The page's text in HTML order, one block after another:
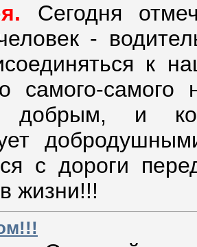
Сегодня
-
к
самого-
добрым, и
с дороги
жизни!!!